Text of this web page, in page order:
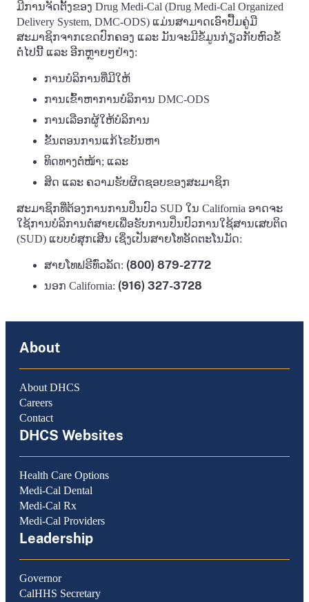
ມີການຈັດຕັ້ງຂອງ Drug Medi-Cal (Drug Medi-Cal Organized
Delivery System, DMC-ODS) ແມ່ນສາມາດເອົາປື້ມຄູ່ມື
ສະມາຊິກຈາກເຂດປົກຄອງ ແລະ ມັນຈະມີຂໍ້ມູນກ່ຽວກັບຫົວຂໍ້
ຕໍ່ໄປນີ້ ແລະ ອີກຫຼາຍໆຢ່າງ:
ການບໍລິການທີ່ມີໃຫ້
ການເຂົ້າຫາການບໍລິການ DMC-ODS
ການເລືອກຜູ້ໃຫ້ບໍລິການ
ຂັ້ນຕອນການແກ້ໄຂບັນຫາ
ທິດທາງຕໍ່ໜ້າ; ແລະ
ສິດ ແລະ ຄວາມຮັບຜິດຊອບຂອງສະມາຊິກ
ສະມາຊິກທີ່ຕ້ອງການການປິ່ນປົວ SUD ໃນ California ອາດຈະ
ໃຊ້ການບໍລິການຕໍ່ສາຍເພື່ອຮັບການປິ່ນປົວການໃຊ້ສານເສບຕິດ
(SUD) ແບບບໍ່ສຸກເສີນ ເຊິ່ງເປັນສາຍໂທອັດຕະໂນມັດ:
ສາຍໂທຟຣີທົ່ວລັດ: (800) 879-2772
ນອກ California: (916) 327-3728
About
About DHCS
Careers
Contact
DHCS Websites
Health Care Options
Medi-Cal Dental
Medi-Cal Rx
Medi-Cal Providers
Leadership
Governor
CalHHS Secretary